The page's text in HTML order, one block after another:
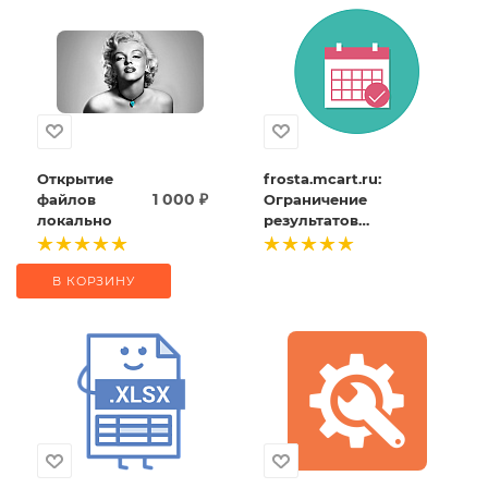
Открытие
файлов
локально
1 000 ₽
В КОРЗИНУ
frosta.mcart.ru:
Ограничение
результатов
поиска